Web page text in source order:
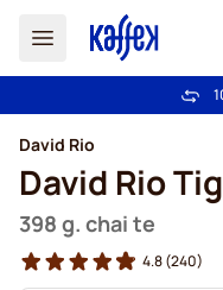
David Rio
David Rio
398 g. chai te
4.8(240)